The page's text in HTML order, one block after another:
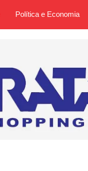
Política e Economia